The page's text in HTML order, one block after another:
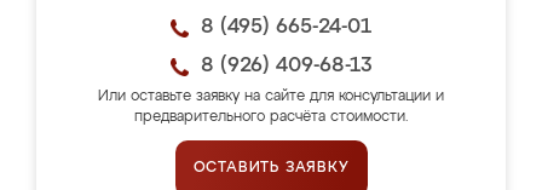
8 (495) 665-24-01
8 (926) 409-68-13
Или оставьте заявку на сайте для консультации и
предварительного расчёта стоимости.
ОСТАВИТЬ ЗАЯВКУ